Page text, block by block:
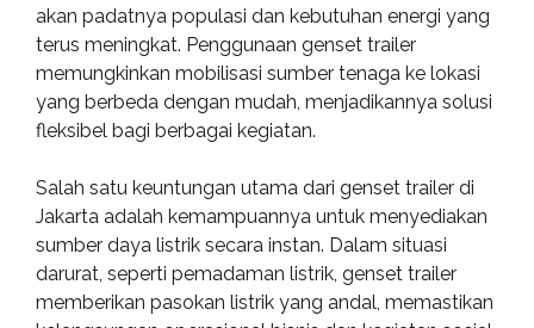
akan padatnya populasi dan kebutuhan energi yang
terus meningkat. Penggunaan genset trailer
memungkinkan mobilisasi sumber tenaga ke lokasi
yang berbeda dengan mudah, menjadikannya solusi
fleksibel bagi berbagai kegiatan.
Salah satu keuntungan utama dari genset trailer di
Jakarta adalah kemampuannya untuk menyediakan
sumber daya listrik secara instan. Dalam situasi
darurat, seperti pemadaman listrik, genset trailer
memberikan pasokan listrik yang andal, memastikan